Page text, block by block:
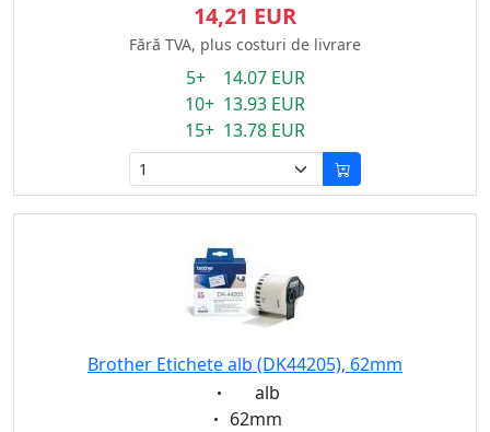
14,21 EUR
Fără TVA, plus costuri de livrare
5+ 14.07 EUR
10+ 13.93 EUR
15+ 13.78 EUR
Brother Etichete alb (DK44205), 62mm
Eigenschaft:
alb
Eigenschaft:
62mm